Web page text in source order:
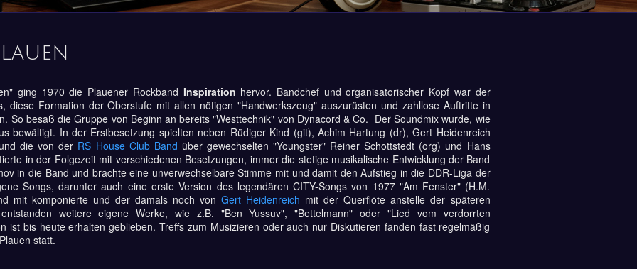
ging 1970 die Plauener Rockband Inspiration hervor. Bandchef und organisatorischer Kopf war der
diese Formation der Oberstufe mit allen nötigen "Handwerkszeug" auszurüsten und zahllose Auftritte in
So besaß die Gruppe von Beginn an bereits "Westtechnik" von Dynacord & Co. Der Soundmix wurde, wie
bewältigt. In der Erstbesetzung spielten neben Rüdiger Kind (git), Achim Hartung (dr), Gert Heidenreich
die von der RS House Club Band über gewechselten "Youngster" Reiner Schottstedt (org) und Hans
in der Folgezeit mit verschiedenen Besetzungen, immer die stetige musikalische Entwicklung der Band
in die Band und brachte eine unverwechselbare Stimme mit und damit den Aufstieg in die DDR-Liga der
Songs, darunter auch eine erste Version des legendären CITY-Songs von 1977 "Am Fenster" (H.M.
mit komponierte und der damals noch vonGert Heidenreich mit der Querflöte anstelle der späteren
weitere eigene Werke, wie z.B. "Ben Yussuv", "Bettelmann" oder "Lied vom verdorrten
ist bis heute erhalten geblieben. Treffs zum Musizieren oder auch nur Diskutieren fanden fast regelmäßig
statt.